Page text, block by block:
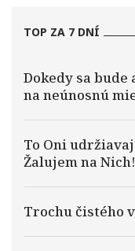
TOP ZA 7 DNÍ
Dokedy sa
na neúnosnú
To Oni
Žalujem na Nich!
Trochu čistého